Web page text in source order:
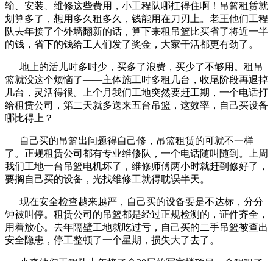
输、安装、维修这些费用，小工程队哪扛得住啊！吊篮租赁就
划算多了，想用多久租多久，钱能用在刀刃上。老王他们工程
队去年接了个外墙翻新的话，算下来租吊篮比买省了将近一半
的钱，省下的钱给工人们发了奖金，大家干活都更有劲了。
地上的活儿时多时少，买多了浪费，买少了不够用。租吊
篮就没这个烦恼了——主体施工时多租几台，收尾阶段再退掉
几台，灵活得很。上个月我们工地突然要赶工期，一个电话打
给租赁公司，第二天就多送来五台吊篮，这效率，自己买设备
哪比得上？
自己买的吊篮出问题得自己修，吊篮租赁的可就不一样
了。正规租赁公司都有专业维修队，一个电话随叫随到。上周
我们工地一台吊篮电机坏了，维修师傅两小时就赶到修好了，
要搁自己买的设备，光找维修工就得耽误半天。
现在安全检查越来越严，自己买的设备要是不达标，分分
钟被叫停。租赁公司的吊篮都是经过正规检测的，证件齐全，
用着放心。去年隔壁工地就吃过亏，自己买的二手吊篮被查出
安全隐患，停工整顿了一个星期，损失大了去了。